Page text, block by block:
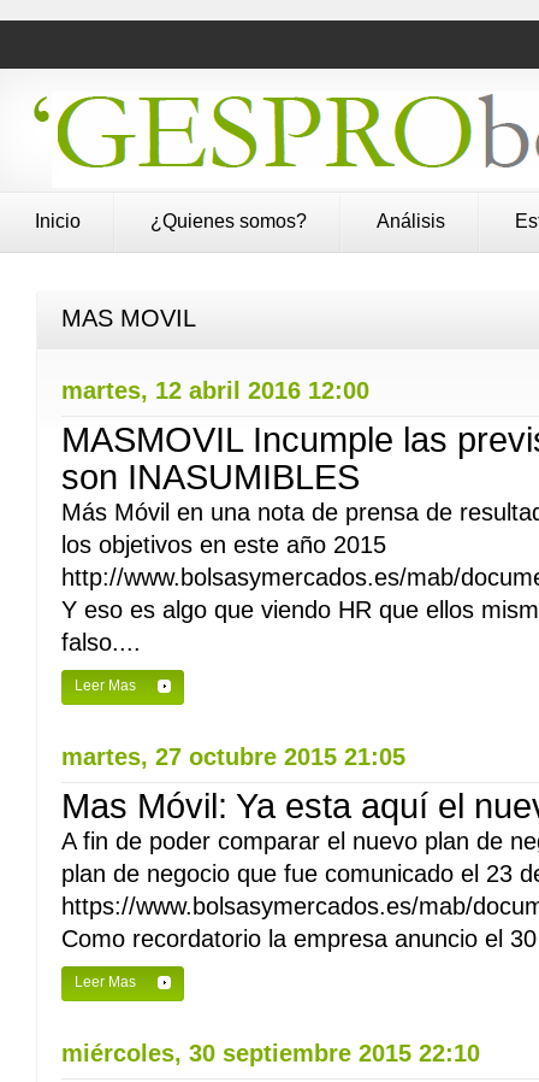
Inicio ¿Quienes somos? Análisis
MAS MOVIL
martes, 12 abril 2016 12:00
MASMOVIL Incumple las
son INASUMIBLES
Más Móvil en una nota de prensa de
los objetivos en este año 2015
http://www.bolsasymercados.es/mab/
Y eso es algo que viendo HR que ellos
falso....
Leer Mas
martes, 27 octubre 2015 21:05
Mas Móvil: Ya esta aquí el
A fin de poder comparar el nuevo plan de
plan de negocio que fue comunicado el 23
https://www.bolsasymercados.es/mab/
Como recordatorio la empresa anuncio el
Leer Mas
miércoles, 30 septiembre 2015 22:10